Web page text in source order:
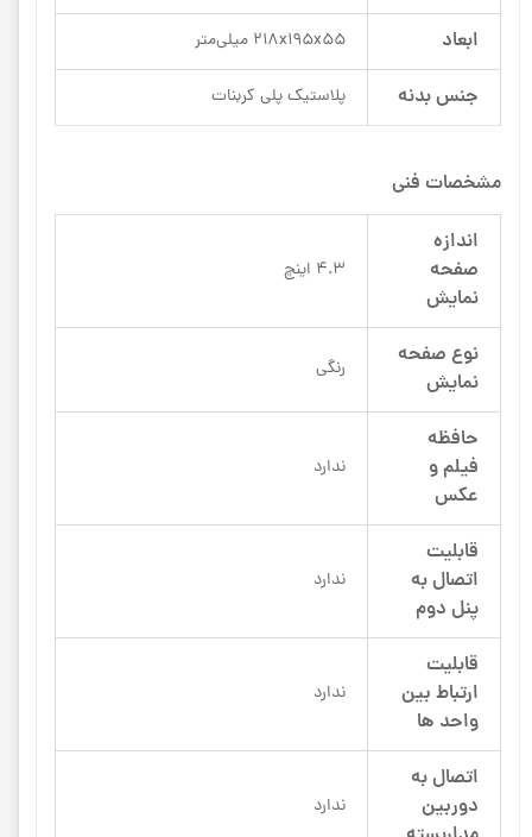
ابعاد 218x195x55 میلی‌متر
جنس بدنه پلاستیک پلی کربنات
مشخصات فنی
اندازه
صفحه
نمایش
4.3 اینچ
نوع صفحه
نمایش
رنگی
حافظه
فیلم و
عکس
ندارد
قابلیت
اتصال به
پنل دوم
ندارد
قابلیت
ارتباط بین
واحد ها
ندارد
اتصال به
دوربین
ندارد